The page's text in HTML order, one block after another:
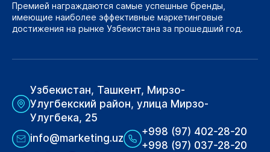
Премией награждаются самые успешные бренды,
имеющие наиболее эффективные маркетинговые
достижения на рынке Узбекистана за прошедший год.
Узбекистан, Ташкент, Мирзо-
Улугбекский район, улица Мирзо-
Улугбека, 25
info@marketing.uz
+998 (97) 402-28-20
+998 (97) 037-28-20